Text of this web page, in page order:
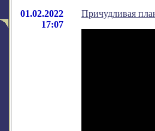
01.02.2022
17:07
Причудливая